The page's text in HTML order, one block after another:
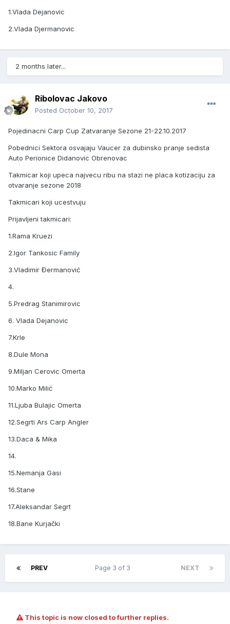
1.Vlada Dejanovic
2.Vlada Djermanovic
2 months later...
Ribolovac Jakovo
Posted October 10, 2017
Pojedinacni Carp Cup Zatvaranje Sezone 21-22.10.2017
Pobednici Sektora osvajaju Vaucer za dubinsko pranje sedista
Auto Perionice Didanovic Obrenovac
Takmicar koji upeca najvecu ribu na stazi ne placa kotizaciju za
otvaranje sezone 2018
Takmicari koji ucestvuju
Prijavljeni takmicari:
1.Rama Kruezi
2.Igor Tankosic Family
3.Vladimir Đermanović
4.
5.Predrag Stanimirovic
6. Vlada Dejanovic
7.Krle
8.Dule Mona
9.Miljan Cerovic Omerta
10.Marko Milić
11.Ljuba Bulajic Omerta
12.Segrti Ars Carp Angler
13.Daca & Mika
14.
15.Nemanja Gasi
16.Stane
17.Aleksandar Segrt
18.Bane Kurjački
PREV NEXT
Page 3 of 3
This topic is now closed to further replies.